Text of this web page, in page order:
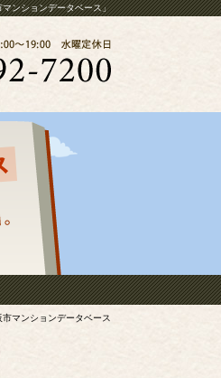
ンションデータベース」
マンションデータベース